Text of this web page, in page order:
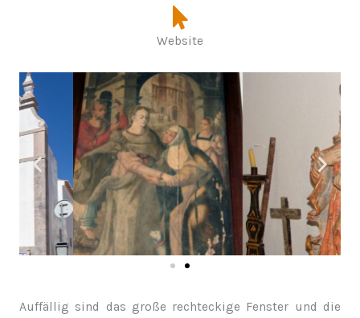
Website
Auffällig sind das große rechteckige Fenster und die